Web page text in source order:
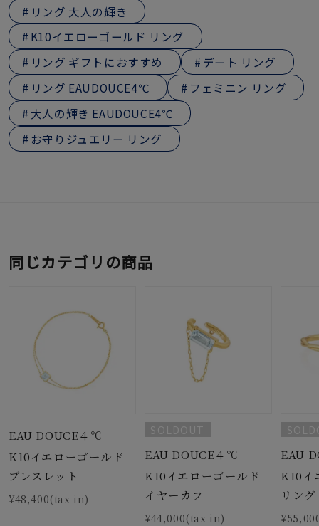
リング 大人の輝き
K10イエローゴールド リング
リング ギフトにおすすめ
デート リング
リング EAUDOUCE4℃
フェミニン リング
大人の輝き EAUDOUCE4℃
お守りジュエリー リング
同じカテゴリの商品
EAU DOUCE４℃
K10イエローゴールド
ブレスレット
¥48,400(tax in)
SOLDOUT
EAU DOUCE４℃
K10イエローゴールド
イヤーカフ
¥44,000(tax in)
EAU
K10イ
リング